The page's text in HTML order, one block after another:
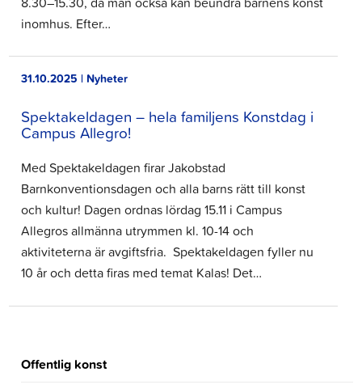
inomhus. Efter…
31.10.2025 | Nyheter
Spektakeldagen – hela familjens Konstdag i
Campus Allegro!
Med Spektakeldagen firar Jakobstad
Barnkonventionsdagen och alla barns rätt till konst
och kultur! Dagen ordnas lördag 15.11 i Campus
Allegros allmänna utrymmen kl. 10-14 och
aktiviteterna är avgiftsfria. Spektakeldagen fyller nu
10 år och detta firas med temat Kalas! Det…
Offentlig konst